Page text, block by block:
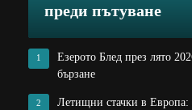
преди пътуване
1
Езерото Блед през лято
бързане
2
Летищни стачки в